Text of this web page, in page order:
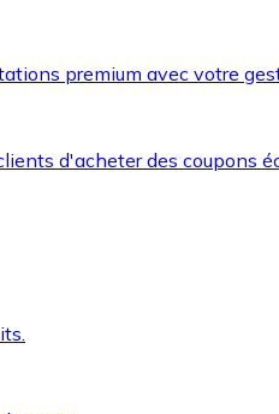
premium avec votre
d'acheter des coupons